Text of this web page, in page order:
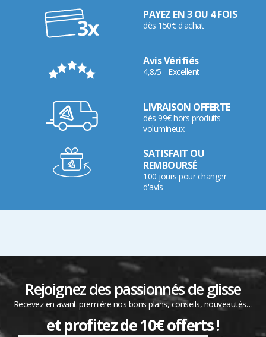
PAYEZ EN 3 OU 4 FOIS
dès 150€ d'achat
Avis Vérifiés
4,8/5 - Excellent
LIVRAISON OFFERTE
dès 99€ hors produits
volumineux
SATISFAIT OU
REMBOURSÉ
100 jours pour changer
d'avis
Rejoignez des passionnés de glisse
Recevez en avant-première nos bons plans, conseils, nouveautés…
et profitez de 10€ offerts !